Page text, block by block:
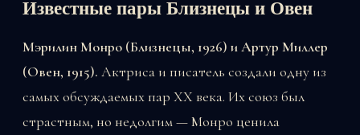
Известные пары Близнецы и Овен
Мэрилин Монро (Близнецы, 1926) и Артур Миллер
(Овен, 1915). Актриса и писатель создали одну из
самых обсуждаемых пар XX века. Их союз был
страстным, но недолгим — Монро ценила